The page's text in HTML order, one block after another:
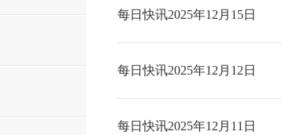
每日快讯2025年12月15日
每日快讯2025年12月12日
每日快讯2025年12月11日